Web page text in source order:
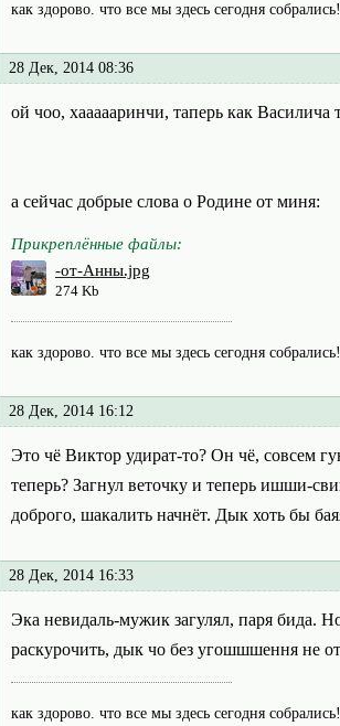
как здорово. что все мы здесь сегодня собрались!
28 Дек, 2014 08:36
ой чоо, хаааааринчи, таперь как Василича
а сейчас добрые слова о Родине от миня:
Прикреплённые файлы:
-от-Анны.jpg
274 Kb
как здорово. что все мы здесь сегодня собрались!
28 Дек, 2014 16:12
Это чё Виктор удират-то? Он чё, совсем
теперь? Загнул веточку и теперь ишши-
доброго, шакалить начнёт. Дык хоть бы
28 Дек, 2014 16:33
Эка невидаль-мужик загулял, паря бида.
раскурочить, дык чо без угошшшення не
как здорово. что все мы здесь сегодня собрались!